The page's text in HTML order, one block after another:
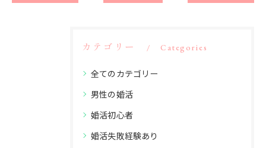
カテゴリー Categories
全てのカテゴリー
男性の婚活
婚活初心者
婚活失敗経験あり